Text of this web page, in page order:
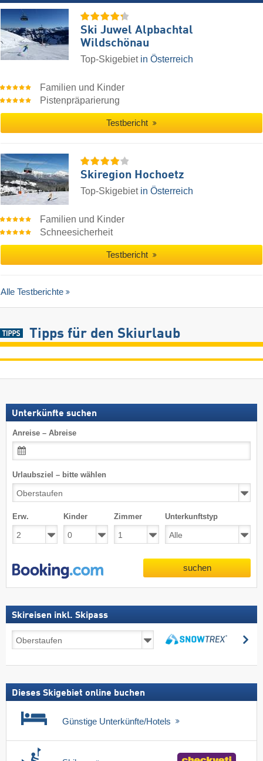
Ski Juwel Alpbachtal
Wildschönau
Top-Skigebiet in Österreich
Familien und Kinder
Pistenpräparierung
Testbericht
Skiregion Hochoetz
Top-Skigebiet in Österreich
Familien und Kinder
Schneesicherheit
Testbericht
Alle Testberichte
Tipps für den Skiurlaub
Unterkünfte suchen
Anreise – Abreise
Urlaubsziel – bitte wählen
Erw. Kinder Zimmer Unterkunftstyp
suchen
Skireisen inkl. Skipass
inkl.
Dieses Skigebiet online buchen
Günstige Unterkünfte/Hotels